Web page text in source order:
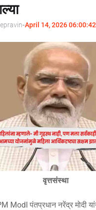
-April 14, 2026 06:00:42
वृत्तसंस्था
ModI पंतप्रधान नरेंद्र मोदी